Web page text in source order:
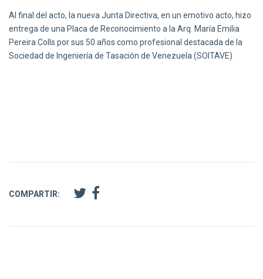
Al final del acto, la nueva Junta Directiva, en un emotivo acto, hizo
entrega de una Placa de Reconocimiento a la Arq. María Emilia
Pereira Colls por sus 50 años como profesional destacada de la
Sociedad de Ingeniería de Tasación de Venezuela (SOITAVE)
COMPARTIR: